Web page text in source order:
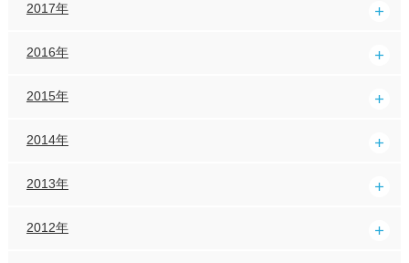
2017年
2016年
2015年
2014年
2013年
2012年